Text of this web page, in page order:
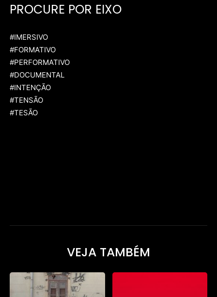
PROCURE POR EIXO
#IMERSIVO
#FORMATIVO
#PERFORMATIVO
#DOCUMENTAL
#INTENÇÃO
#TENSÃO
#TESÃO
VEJA TAMBÉM